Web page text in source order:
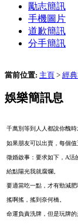
勵志簡訊
手機圖片
道歉簡訊
分手簡訊
當前位置: 主頁 > 經
娛樂簡訊息
千萬別等到人人都說你醜時
如果朋友可以出賣，每個值
徵婚啟事：要求如下，A活
給點陽光我就腐爛。
要適當吃一點，才有勁減肥
搖啊搖，搖到奈何橋。
命運負責洗牌，但是玩牌的